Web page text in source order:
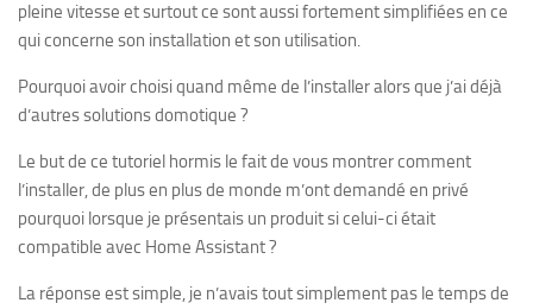
pleine vitesse et surtout ce sont aussi fortement simplifiées en ce
qui concerne son installation et son utilisation.
Pourquoi avoir choisi quand même de l’installer alors que j’ai déjà
d’autres solutions domotique ?
Le but de ce tutoriel hormis le fait de vous montrer comment
l’installer, de plus en plus de monde m’ont demandé en privé
pourquoi lorsque je présentais un produit si celui-ci était
compatible avec Home Assistant ?
La réponse est simple, je n’avais tout simplement pas le temps de